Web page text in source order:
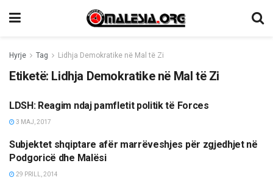
Hyrje Tag Lidhja Demokratike në Mal të Zi
Etiketë: Lidhja Demokratike në Mal të Zi
LAJME
LDSH: Reagim ndaj pamfletit politik të Forces
3 MAJ, 2017
LAJME
Subjektet shqiptare afër marrëveshjes për zgjedhjet në
Podgoricë dhe Malësi
29 PRILL, 2014